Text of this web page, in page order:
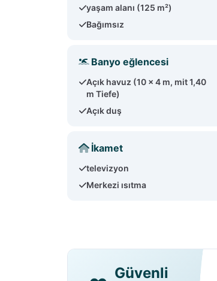
yaşam alanı (125 m²)
Bağımsız
Banyo eğlencesi
Açık havuz (10 x 4 m, mit 1,40
m Tiefe)
Açık duş
İkamet
televizyon
Merkezi ısıtma
Güvenli